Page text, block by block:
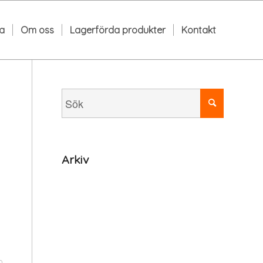
Om oss Lagerförda produkter Kontakt
Arkiv